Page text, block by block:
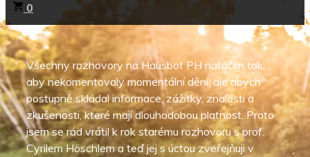
0
Všechny rozhovory na Hausbot PH natáčím tak,
aby nekomentovaly momentální dění, ale abych
postupně skládal informace, zážitky, znalosti a
zkušenosti, které mají dlouhodobou platnost. Proto
jsem se rád vrátil k rok starému rozhovoru s prof.
Cyrilem Höschlem a teď jej s úctou zveřejňuji v